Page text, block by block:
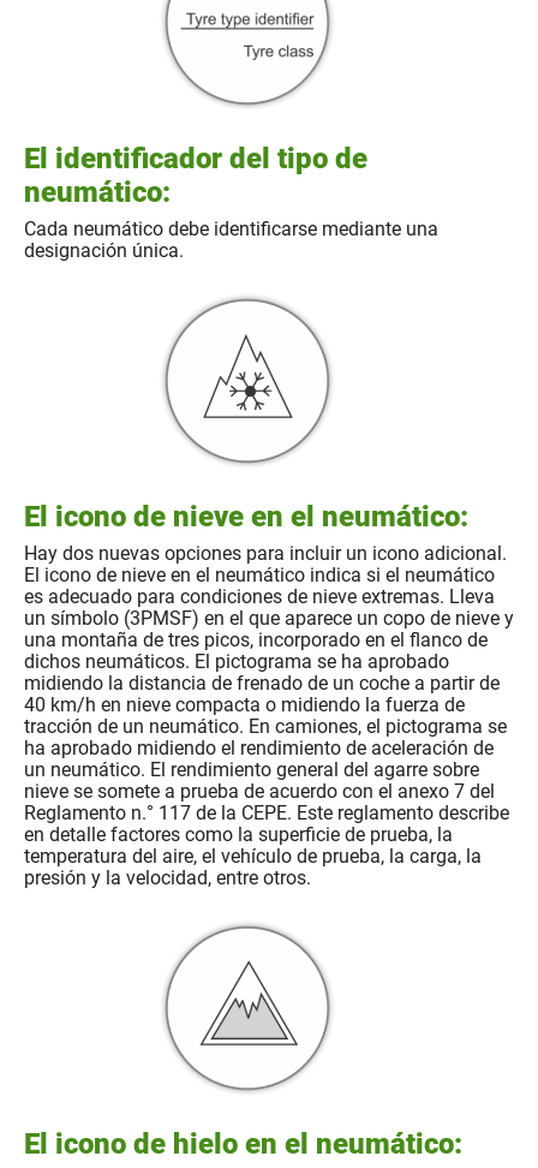
El identificador del tipo de
neumático:
Cada neumático debe identificarse mediante una
designación única.
El icono de nieve en el neumático:
Hay dos nuevas opciones para incluir un icono adicional.
El icono de nieve en el neumático indica si el neumático
es adecuado para condiciones de nieve extremas. Lleva
un símbolo (3PMSF) en el que aparece un copo de nieve y
una montaña de tres picos, incorporado en el flanco de
dichos neumáticos. El pictograma se ha aprobado
midiendo la distancia de frenado de un coche a partir de
40 km/h en nieve compacta o midiendo la fuerza de
tracción de un neumático. En camiones, el pictograma se
ha aprobado midiendo el rendimiento de aceleración de
un neumático. El rendimiento general del agarre sobre
nieve se somete a prueba de acuerdo con el anexo 7 del
Reglamento n.° 117 de la CEPE. Este reglamento describe
en detalle factores como la superficie de prueba, la
temperatura del aire, el vehículo de prueba, la carga, la
presión y la velocidad, entre otros.
El icono de hielo en el neumático: